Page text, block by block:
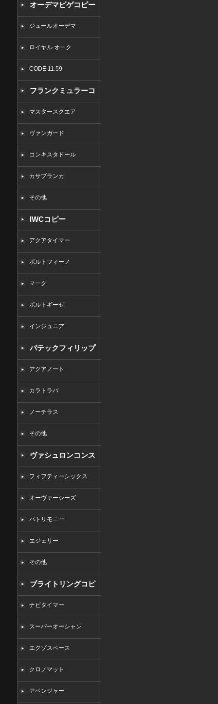
オーデマピゲコピー
ジュールオーデマ
ロイヤル オーク
CODE 11.59
フランクミュラーコ
ピーマスタースクエア
ヴァンガード
コンキスタドール
カサブランカ
その他
IWCコピー
アクアタイマー
ポルトフィーノ
マーク
ポルトギーゼ
インジュニア
パテックフィリップ
コピーアクアノート
カラトラバ
ノーチラス
その他
ヴァシュロンコンス
タンタンコピー
フィフティーシックス
オーヴァーシーズ
パトリモニー
エジェリー
その他
ブライトリングコピ
ー ナビタイマー
スーパーオーシャン
エクゾスペース
クロノマット
アベンジャー